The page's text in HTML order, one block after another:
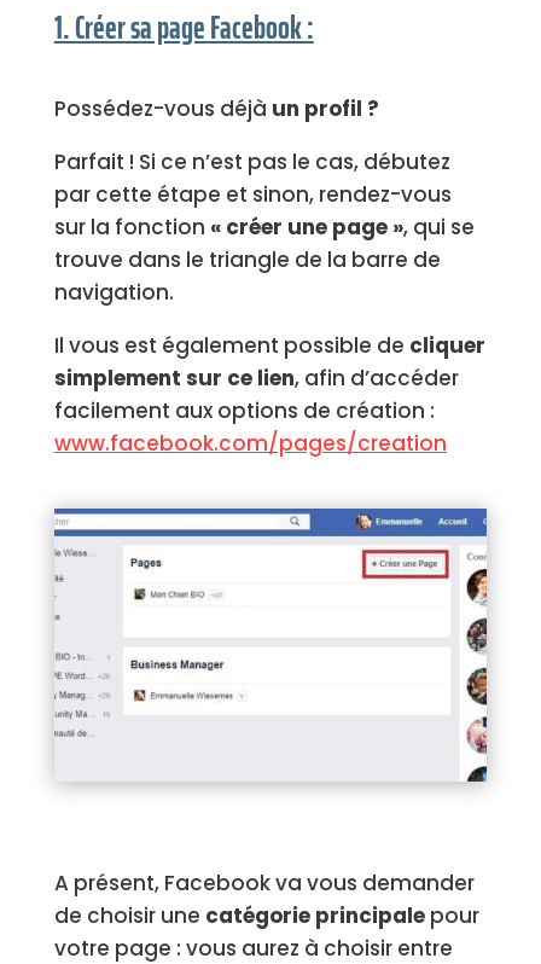
1. Créer sa page Facebook :
Possédez-vous déjà un profil ?
Parfait ! Si ce n’est pas le cas, débutez
par cette étape et sinon, rendez-vous
sur la fonction « créer une page », qui se
trouve dans le triangle de la barre de
navigation.
Il vous est également possible de cliquer
simplement sur ce lien, afin d’accéder
facilement aux options de création :
www.facebook.com/pages/creation
A présent, Facebook va vous demander
de choisir une catégorie principalepour
votre page : vous aurez à choisir entre